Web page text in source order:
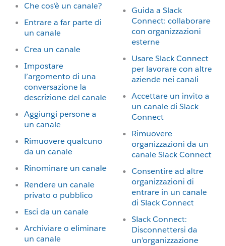
Che cos’è un canale?
Entrare a far parte di
un canale
Crea un canale
Impostare
l’argomento di una
conversazione la
descrizione del canale
Aggiungi persone a
un canale
Rimuovere qualcuno
da un canale
Rinominare un canale
Rendere un canale
privato o pubblico
Esci da un canale
Archiviare o eliminare
un canale
Guida a Slack
Connect: collaborare
con organizzazioni
esterne
Usare Slack Connect
per lavorare con altre
aziende nei canali
Accettare un invito a
un canale di Slack
Connect
Rimuovere
organizzazioni da un
canale Slack Connect
Consentire ad altre
organizzazioni di
entrare in un canale
di Slack Connect
Slack Connect:
Disconnettersi da
un’organizzazione